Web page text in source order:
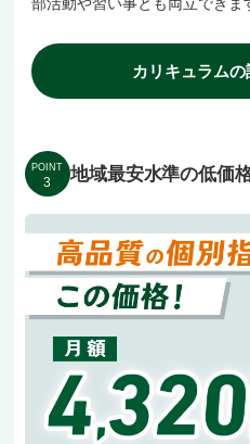
カリキュラム
POINT
3 地域最安水準の低価